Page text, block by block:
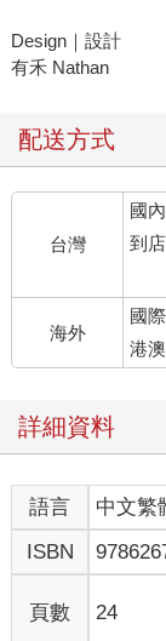
Design｜設計
有禾 Nathan
配送方式
台灣
國
到
海外
國
港
詳細資料
語言 中文繁
ISBN
頁數 24